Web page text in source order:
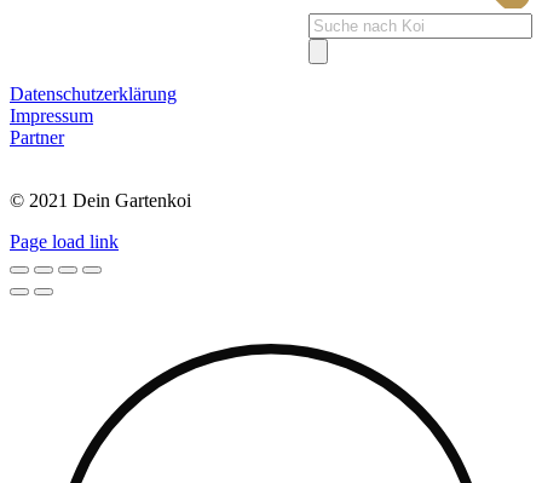
Products
search
Datenschutzerklärung
Impressum
Partner
© 2021 Dein Gartenkoi
Page load link